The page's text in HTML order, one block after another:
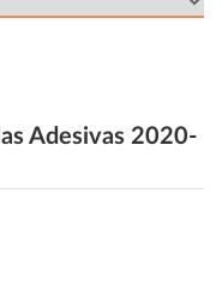
Adesivas 2020-